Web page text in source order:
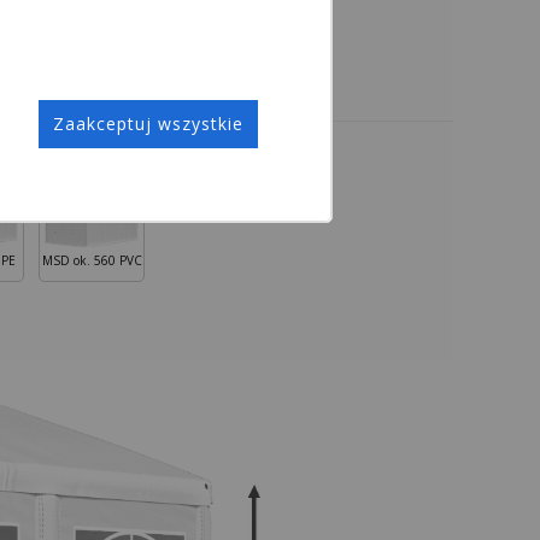
MSD ok. 560 PVC
Zaakceptuj wszystkie